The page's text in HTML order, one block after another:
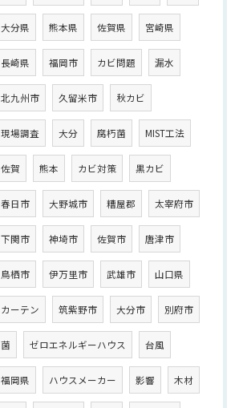
大分県 熊本県 佐賀県 宮崎県
長崎県 福岡市 カビ問題 漏水
北九州市 久留米市 秋カビ
現場調査 大分 腐朽菌 MIST工法
佐賀 熊本 カビ対策 黒カビ
春日市 大野城市 糟屋郡 太宰府市
下関市 神埼市 佐賀市 唐津市
鳥栖市 伊万里市 武雄市 山口県
カーテン 筑紫野市 大分市 別府市
菌 ゼロエネルギーハウス 台風
福岡県 ハウスメーカー 影響 木材